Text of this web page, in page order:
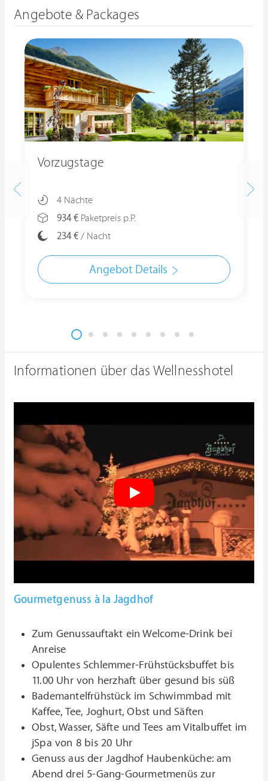
Angebote & Packages
Vorzugstage
4 Nächte
934 € Paketpreis p.P.
234 € / Nacht
Angebot Details
Informationen über das Wellnesshotel
Gourmetgenuss à la Jagdhof
Zum Genussauftakt ein Welcome-Drink bei
Anreise
Opulentes Schlemmer-Frühstücksbuffet bis
11.00 Uhr von herzhaft über gesund bis süß
Bademantelfrühstück im Schwimmbad mit
Kaffee, Tee, Joghurt, Obst und Säften
Obst, Wasser, Säfte und Tees am Vitalbuffet im
jSpa von 8 bis 20 Uhr
Genuss aus der Jagdhof Haubenküche: am
Abend drei 5-Gang-Gourmetmenüs zur